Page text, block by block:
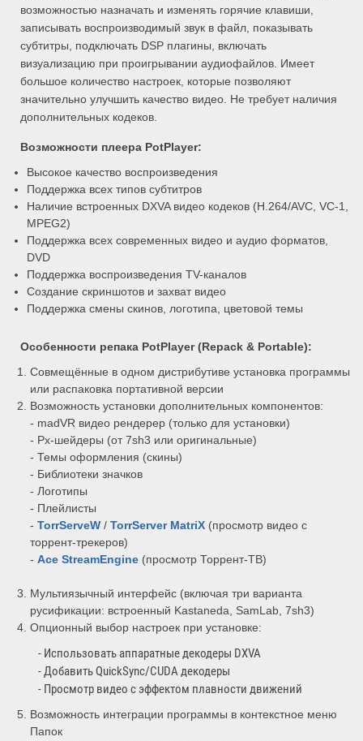
возможностью назначать и изменять горячие клавиши,
записывать воспроизводимый звук в файл, показывать
субтитры, подключать DSP плагины, включать
визуализацию при проигрывании аудиофайлов. Имеет
большое количество настроек, которые позволяют
значительно улучшить качество видео. Не требует наличия
дополнительных кодеков.
Возможности плеера PotPlayer:
Высокое качество воспроизведения
Поддержка всех типов субтитров
Наличие встроенных DXVA видео кодеков (H.264/AVC, VC-1,
MPEG2)
Поддержка всех современных видео и аудио форматов,
DVD
Поддержка воспроизведения TV-каналов
Создание скриншотов и захват видео
Поддержка смены скинов, логотипа, цветовой темы
Особенности репака PotPlayer (Repack & Portable):
Совмещённые в одном дистрибутиве установка программы
или распаковка портативной версии
Возможность установки дополнительных компонентов:
- madVR видео рендерер (только для установки)
- Px-шейдеры (от 7sh3 или оригинальные)
- Темы оформления (скины)
- Библиотеки значков
- Логотипы
- Плейлисты
-TorrServeW /TorrServer MatriX (просмотр видео с
торрент-трекеров)
-Ace StreamEngine (просмотр Торрент-ТВ)
Мультиязычный интерфейс (включая три варианта
русификации: встроенный Kastaneda, SamLab, 7sh3)
Опционный выбор настроек при установке:
- Использовать аппаратные декодеры DXVA
- Добавить QuickSync/CUDA декодеры
- Просмотр видео с эффектом плавности движений
Возможность интеграции программы в контекстное меню
Папок